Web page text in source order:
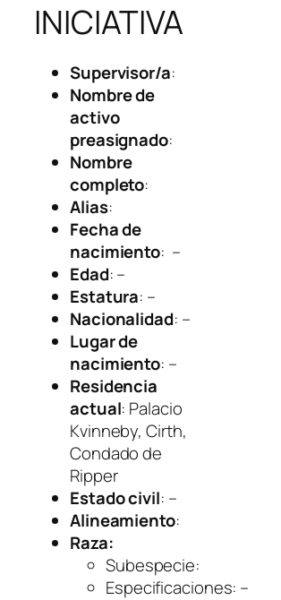
INICIATIVA
Supervisor/a:
Nombre de
activo
preasignado:
Nombre
completo:
Alias:
Fecha de
nacimiento: –
Edad: –
Estatura: –
Nacionalidad: –
Lugar de
nacimiento: –
Residencia
actual: Palacio
Kvinneby, Cirth,
Condado de
Ripper
Estado civil: –
Alineamiento:
Raza:
Subespecie:
Especificaciones: –